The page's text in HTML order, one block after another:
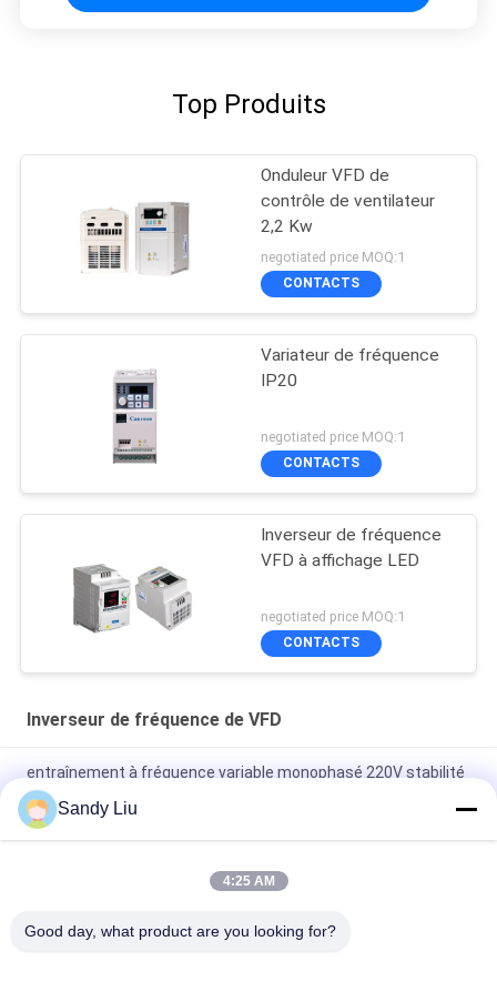
Top Produits
Onduleur VFD de
contrôle de ventilateur
2,2 Kw
negotiated price MOQ:1
CONTACTS
Variateur de fréquence
IP20
negotiated price MOQ:1
CONTACTS
Inverseur de fréquence
VFD à affichage LED
negotiated price MOQ:1
CONTACTS
Inverseur de fréquence de VFD
entraînement à fréquence variable monophasé 220V stabilité
à grande vitesse 47/63Hz
Refroidissement à l'air variable d'inverseur de fréquence de la
CE VFD avec le contrôle de fan
Vfd monophasé de contrôle de V
Sandy Liu
4:25 AM
Good day, what product are you looking for?